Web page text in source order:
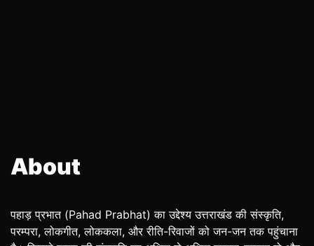
About
पहाड़ प्रभात (Pahad Prabhat) का उद्देश्य उत्तराखंड की संस्कृति,
परम्परा, लोकगीत, लोककला, और रीति-रिवाजों को जन-जन तक पहुंचाना